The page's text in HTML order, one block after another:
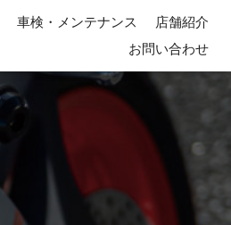
車検・メンテナンス
店舗紹介
お問い合わせ